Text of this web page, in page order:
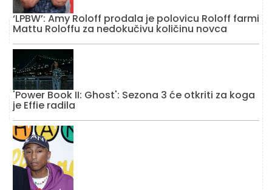
‘LPBW’: Amy Roloff prodala je polovicu Roloff farmi
Mattu Roloffu za nedokučivu količinu novca
'Power Book II: Ghost': Sezona 3 će otkriti za koga
je Effie radila